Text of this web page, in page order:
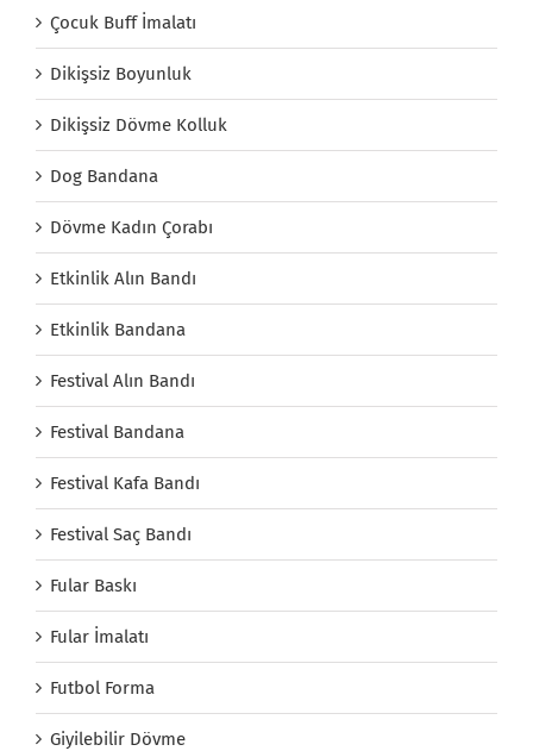
Çocuk Buff İmalatı
Dikişsiz Boyunluk
Dikişsiz Dövme Kolluk
Dog Bandana
Dövme Kadın Çorabı
Etkinlik Alın Bandı
Etkinlik Bandana
Festival Alın Bandı
Festival Bandana
Festival Kafa Bandı
Festival Saç Bandı
Fular Baskı
Fular İmalatı
Futbol Forma
Giyilebilir Dövme